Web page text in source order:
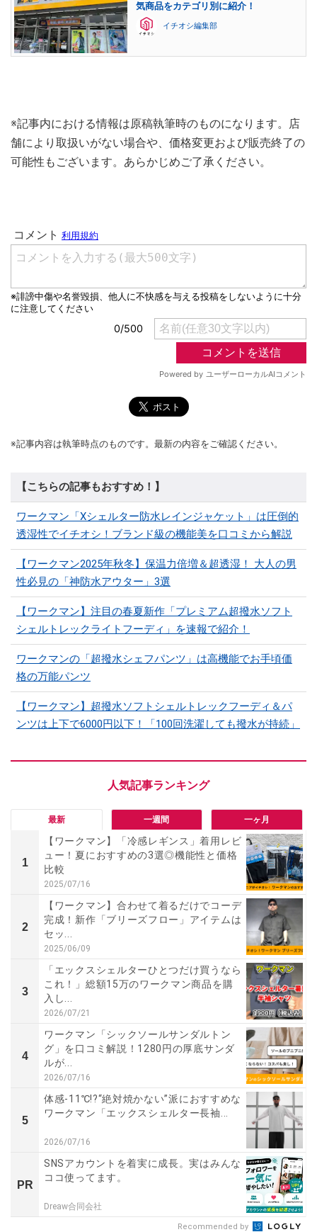
気商品をカテゴリ別に紹介！
イチオシ編集部
※記事内における情報は原稿執筆時のものになります。店
舗により取扱いがない場合や、価格変更および販売終了の
可能性もございます。あらかじめご了承ください。
※記事内容は執筆時点のものです。最新の内容をご確認ください。
【こちらの記事もおすすめ！】
ワークマン「Xシェルター防水レインジャケット」は圧倒的
透湿性でイチオシ！ブランド級の機能美を口コミから解説
【ワークマン2025年秋冬】保温力倍増＆超透湿！ 大人の男
性必見の「神防水アウター」3選
【ワークマン】注目の春夏新作「プレミアム超撥水ソフト
シェルトレックライトフーディ」を速報で紹介！
ワークマンの「超撥水シェフパンツ」は高機能でお手頃価
格の万能パンツ
【ワークマン】超撥水ソフトシェルトレックフーディ＆パ
ンツは上下で6000円以下！「100回洗濯しても撥水が持続」
最新 一週間 一ヶ月
1
【ワークマン】「冷感レギンス」着用レビ
ュー！夏におすすめの3選◎機能性と価格
比較
2025/07/16
2
【ワークマン】合わせて着るだけでコーデ
完成！新作「ブリーズフロー」アイテムは
セッ...
2025/06/09
3
「エックスシェルターひとつだけ買うなら
これ！」総額15万のワークマン商品を購
入し...
2026/07/21
4
ワークマン「シックソールサンダルトン
グ」を口コミ解説！1280円の厚底サンダ
ルが...
2026/07/16
5
体感-11℃!?“絶対焼かない”派におすすめな
ワークマン「エックスシェルター長袖...
2026/07/16
PR
SNSアカウントを着実に成長。実はみんな
ココ使ってます。
Dreaw合同会社
Recommended by